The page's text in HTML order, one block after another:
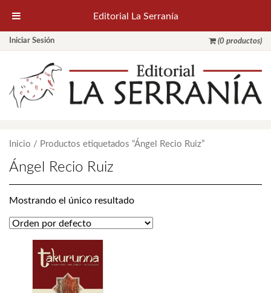
Iniciar Sesión (0 productos)
Inicio / Productos etiquetados “Ángel Recio Ruiz”
Ángel Recio Ruiz
Mostrando el único resultado
Editorial La Serranía